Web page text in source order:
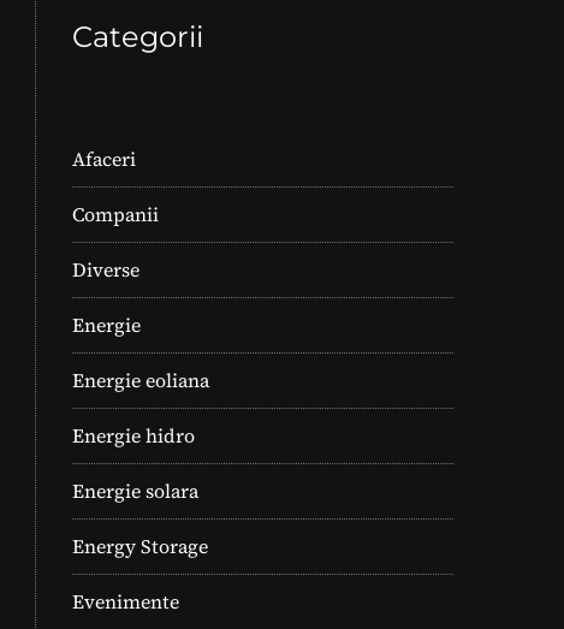
Categorii
Afaceri
Companii
Diverse
Energie
Energie eoliana
Energie hidro
Energie solara
Energy Storage
Evenimente